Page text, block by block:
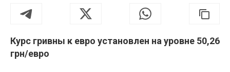
Курс гривны к евро установлен на уровне 50,26
грн/евро